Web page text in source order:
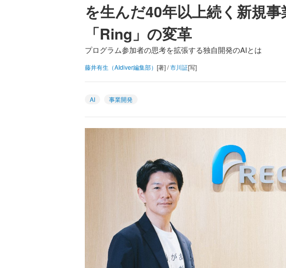
を生んだ40年以上続く新規
「Ring」の変革
プログラム参加者の思考を拡張する独自開発のAIとは
藤井有生（AIdiver編集部） [著] /市川証[写]
AI 事業開発